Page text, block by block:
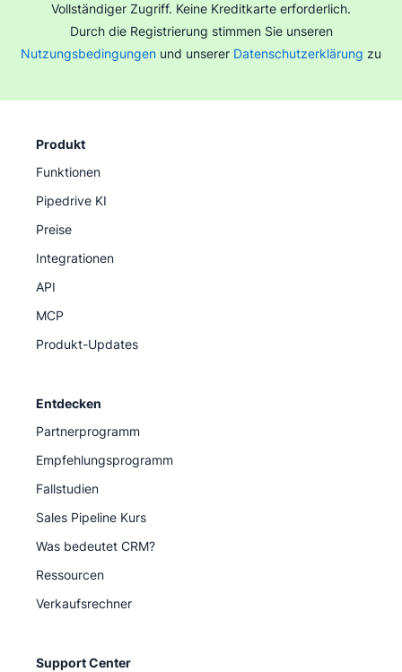
Vollständiger Zugriff. Keine Kreditkarte erforderlich.
Durch die Registrierung stimmen Sie unseren
Nutzungsbedingungen und unserer Datenschutzerklärung zu
Produkt
Funktionen
Pipedrive KI
Preise
Integrationen
API
MCP
Produkt-Updates
Entdecken
Partnerprogramm
Empfehlungsprogramm
Fallstudien
Sales Pipeline Kurs
Was bedeutet CRM?
Ressourcen
Verkaufsrechner
Support Center